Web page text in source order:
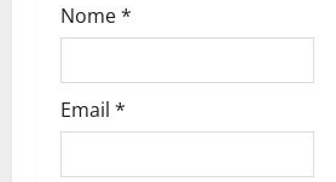
Nome*
Email *